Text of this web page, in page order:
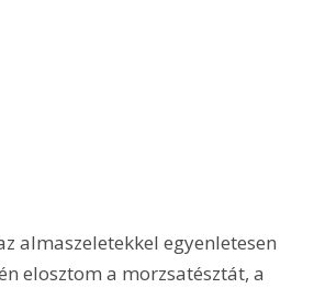
almaszeletekkel egyenletesen
elosztom a morzsatésztát, a